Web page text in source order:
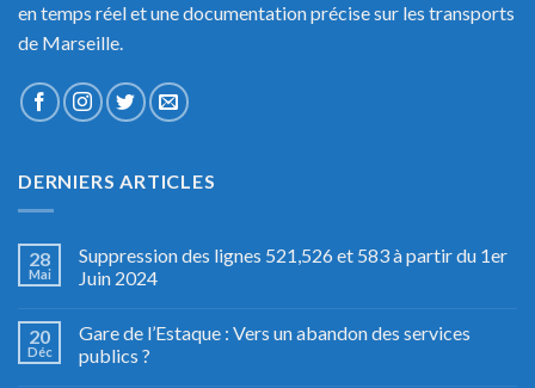
en temps réel et une documentation précise sur les transports
de Marseille.
DERNIERS ARTICLES
28
Mai
Suppression des lignes 521,526 et 583 à partir du 1er
Juin 2024
20
Déc
Gare de l’Estaque : Vers un abandon des services
publics ?